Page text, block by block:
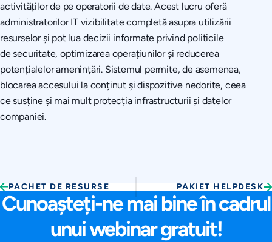
activităților de pe operatorii de date. Acest lucru oferă
administratorilor IT vizibilitate completă asupra utilizării
resurselor și pot lua decizii informate privind politicile
de securitate, optimizarea operațiunilor și reducerea
potențialelor amenințări. Sistemul permite, de asemenea,
blocarea accesului la conținut și dispozitive nedorite, ceea
ce susține și mai mult protecția infrastructurii și datelor
companiei.
PACHET DE RESURSE PAKIET HELPDESK
Cunoașteți-ne mai bine în cadrul
unui webinar gratuit!